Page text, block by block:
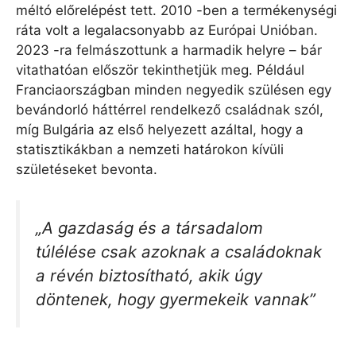
méltó előrelépést tett. 2010 -ben a termékenységi
ráta volt a legalacsonyabb az Európai Unióban.
2023 -ra felmászottunk a harmadik helyre – bár
vitathatóan először tekinthetjük meg. Például
Franciaországban minden negyedik szülésen egy
bevándorló háttérrel rendelkező családnak szól,
míg Bulgária az első helyezett azáltal, hogy a
statisztikákban a nemzeti határokon kívüli
születéseket bevonta.
„A gazdaság és a társadalom
túlélése csak azoknak a családoknak
a révén biztosítható, akik úgy
döntenek, hogy gyermekeik vannak”